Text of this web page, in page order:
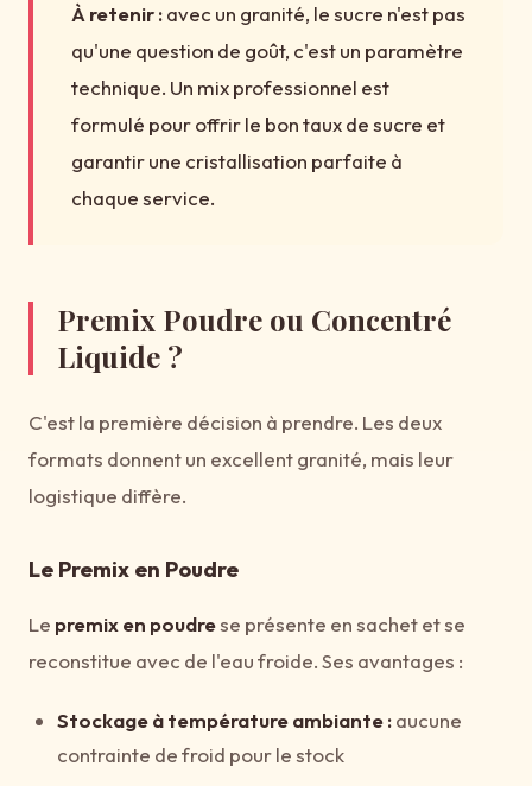
À retenir :avec un granité, le sucre n'est pas
qu'une question de goût, c'est un paramètre
technique. Un mix professionnel est
formulé pour offrir le bon taux de sucre et
garantir une cristallisation parfaite à
chaque service.
Premix Poudre ou Concentré
Liquide ?
C'est la première décision à prendre. Les deux
formats donnent un excellent granité, mais leur
logistique diffère.
Le Premix en Poudre
Le premix en poudrese présente en sachet et se
reconstitue avec de l'eau froide. Ses avantages :
Stockage à température ambiante :aucune
contrainte de froid pour le stock